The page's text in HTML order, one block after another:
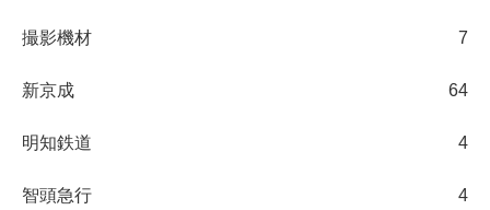
撮影機材 7
新京成 64
明知鉄道 4
智頭急行 4